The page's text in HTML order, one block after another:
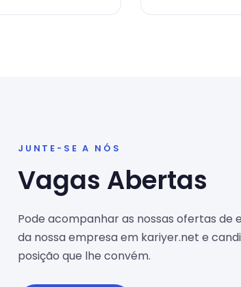
JUNTE-SE A NÓS
Vagas Abertas
Pode acompanhar as nossas ofertas de
da nossa empresa em kariyer.net e
posição que lhe convém.